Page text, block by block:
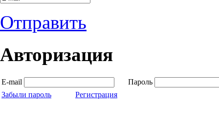
Отправить
Авторизация
E-mail
Пароль
Забыли пароль
Регистрация